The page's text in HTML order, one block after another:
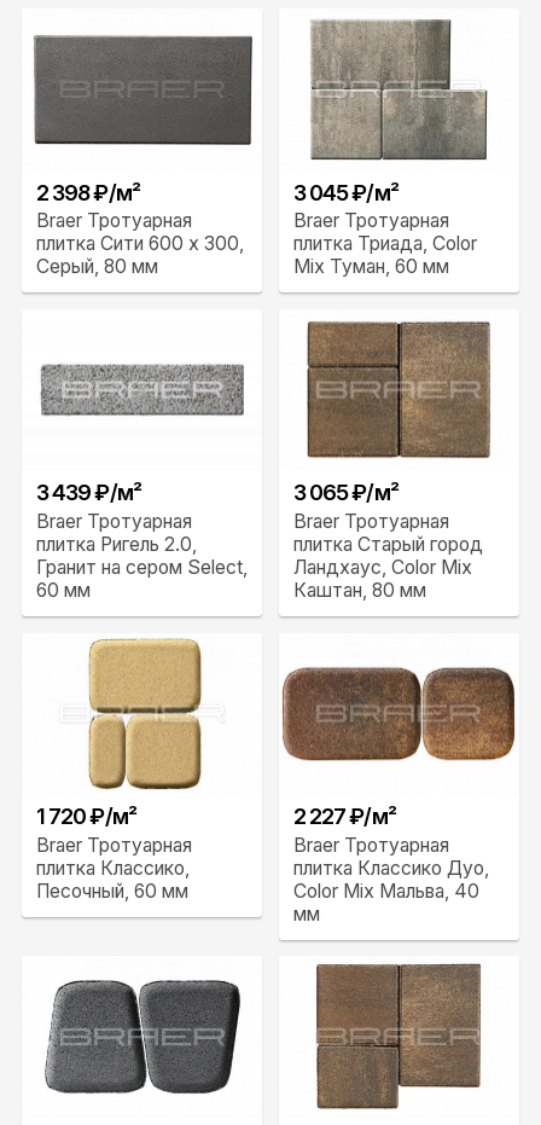
2 398 ₽/м²
Braer Тротуарная
плитка Сити 600 x 300,
Серый, 80 мм
3 045 ₽/м²
Braer Тротуарная
плитка Триада, Color
Mix Туман, 60 мм
3 439 ₽/м²
Braer Тротуарная
плитка Ригель 2.0,
Гранит на сером Select,
60 мм
3 065 ₽/м²
Braer Тротуарная
плитка Старый город
Ландхаус, Color Mix
Каштан, 80 мм
1 720 ₽/м²
Braer Тротуарная
плитка Классико,
Песочный, 60 мм
2 227 ₽/м²
Braer Тротуарная
плитка Классико Дуо,
Color Mix Мальва, 40
мм